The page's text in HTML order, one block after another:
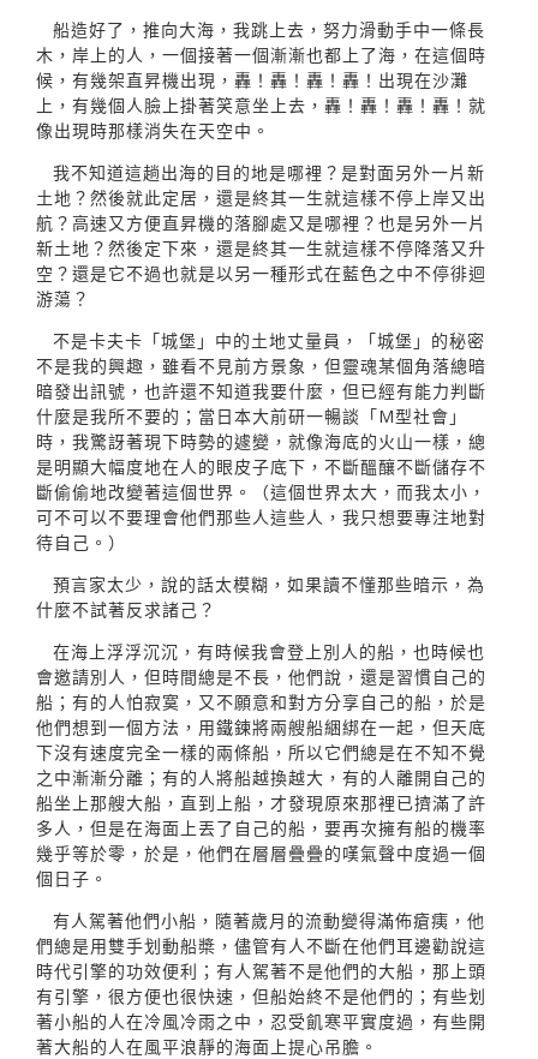
船造好了，推向大海，我跳上去，努力滑動手中一條長
木，岸上的人，一個接著一個漸漸也都上了海，在這個時
候，有幾架直昇機出現，轟！轟！轟！轟！出現在沙灘
上，有幾個人臉上掛著笑意坐上去，轟！轟！轟！轟！就
像出現時那樣消失在天空中。
我不知道這趟出海的目的地是哪裡？是對面另外一片新
土地？然後就此定居，還是終其一生就這樣不停上岸又出
航？高速又方便直昇機的落腳處又是哪裡？也是另外一片
新土地？然後定下來，還是終其一生就這樣不停降落又升
空？還是它不過也就是以另一種形式在藍色之中不停徘迴
游蕩？
不是卡夫卡「城堡」中的土地丈量員，「城堡」的秘密
不是我的興趣，雖看不見前方景象，但靈魂某個角落總暗
暗發出訊號，也許還不知道我要什麼，但已經有能力判斷
什麼是我所不要的；當日本大前研一暢談「M型社會」
時，我驚訝著現下時勢的遽變，就像海底的火山一樣，總
是明顯大幅度地在人的眼皮子底下，不斷醞釀不斷儲存不
斷偷偷地改變著這個世界。（這個世界太大，而我太小，
可不可以不要理會他們那些人這些人，我只想要專注地對
待自己。）
預言家太少，說的話太模糊，如果讀不懂那些暗示，為
什麼不試著反求諸己？
在海上浮浮沉沉，有時候我會登上別人的船，也時候也
會邀請別人，但時間總是不長，他們說，還是習慣自己的
船；有的人怕寂寞，又不願意和對方分享自己的船，於是
他們想到一個方法，用鐵鍊將兩艘船綑綁在一起，但天底
下沒有速度完全一樣的兩條船，所以它們總是在不知不覺
之中漸漸分離；有的人將船越換越大，有的人離開自己的
船坐上那艘大船，直到上船，才發現原來那裡已擠滿了許
多人，但是在海面上丟了自己的船，要再次擁有船的機率
幾乎等於零，於是，他們在層層疊疊的嘆氣聲中度過一個
個日子。
有人駕著他們小船，隨著歲月的流動變得滿佈瘡痍，他
們總是用雙手划動船槳，儘管有人不斷在他們耳邊勸說這
時代引擎的功效便利；有人駕著不是他們的大船，那上頭
有引擎，很方便也很快速，但船始終不是他們的；有些划
著小船的人在冷風冷雨之中，忍受飢寒平實度過，有些開
著大船的人在風平浪靜的海面上提心吊膽。